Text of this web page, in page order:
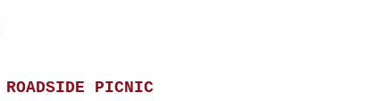
ROADSIDE PICNIC